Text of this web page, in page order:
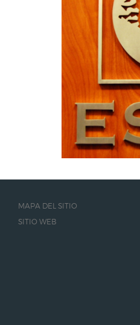
MAPA DEL SITIO
SITIO WEB